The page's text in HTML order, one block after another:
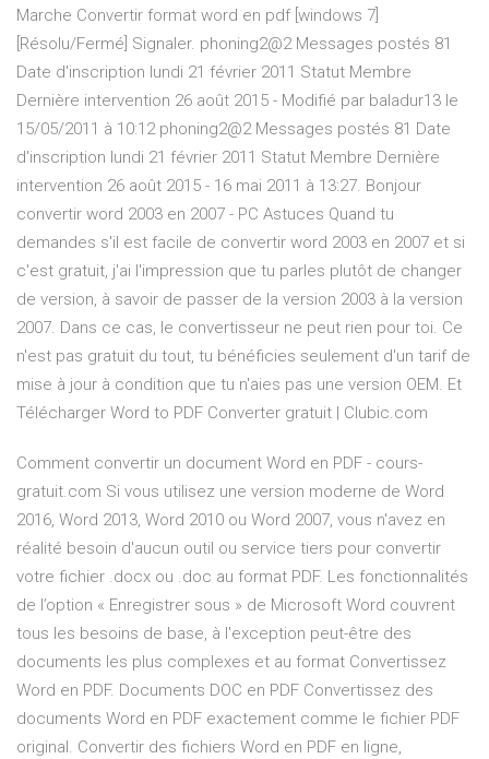
Marche Convertir format word en pdf [windows 7]
[Résolu/Fermé] Signaler. phoning2@2 Messages postés 81
Date d'inscription lundi 21 février 2011 Statut Membre
Dernière intervention 26 août 2015 - Modifié par baladur13 le
15/05/2011 à 10:12 phoning2@2 Messages postés 81 Date
d'inscription lundi 21 février 2011 Statut Membre Dernière
intervention 26 août 2015 - 16 mai 2011 à 13:27. Bonjour
convertir word 2003 en 2007 - PC Astuces Quand tu
demandes s'il est facile de convertir word 2003 en 2007 et si
c'est gratuit, j'ai l'impression que tu parles plutôt de changer
de version, à savoir de passer de la version 2003 à la version
2007. Dans ce cas, le convertisseur ne peut rien pour toi. Ce
n'est pas gratuit du tout, tu bénéficies seulement d'un tarif de
mise à jour à condition que tu n'aies pas une version OEM. Et
Télécharger Word to PDF Converter gratuit | Clubic.com
Comment convertir un document Word en PDF - cours-
gratuit.com Si vous utilisez une version moderne de Word
2016, Word 2013, Word 2010 ou Word 2007, vous n'avez en
réalité besoin d'aucun outil ou service tiers pour convertir
votre fichier .docx ou .doc au format PDF. Les fonctionnalités
de l’option « Enregistrer sous » de Microsoft Word couvrent
tous les besoins de base, à l'exception peut-être des
documents les plus complexes et au format Convertissez
Word en PDF. Documents DOC en PDF Convertissez des
documents Word en PDF exactement comme le fichier PDF
original. Convertir des fichiers Word en PDF en ligne,